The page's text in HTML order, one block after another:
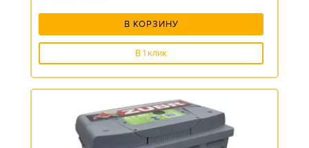
В КОРЗИНУ
В 1 клик